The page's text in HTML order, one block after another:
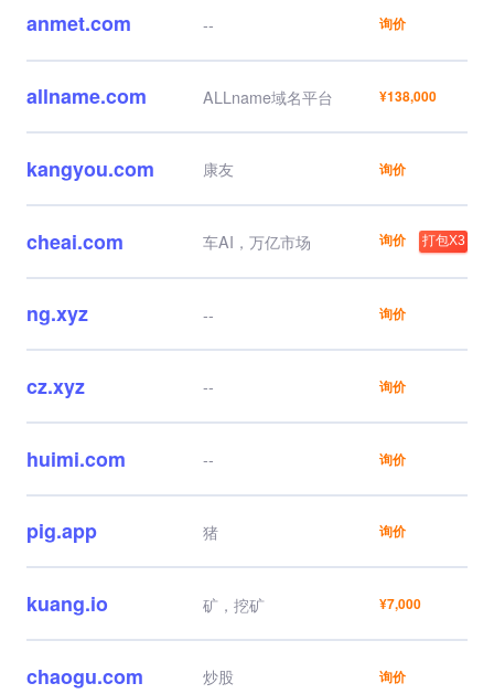
anmet.com -- 询价
allname.com ALLname域名平台 ¥138,000
kangyou.com 康友 询价
cheai.com 车AI，万亿市场 询价 打包X3
ng.xyz -- 询价
cz.xyz -- 询价
huimi.com -- 询价
pig.app 猪 询价
kuang.io 矿，挖矿 ¥7,000
chaogu.com 炒股 询价